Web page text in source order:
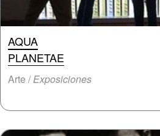
AQUA
PLANETAE
Arte /Exposiciones